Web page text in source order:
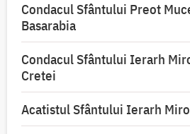
Condacul Sfântului Preot
Basarabia
Condacul Sfântului Ierarh
Cretei
Acatistul Sfântului Ierarh